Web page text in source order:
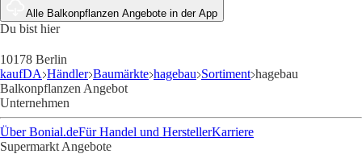
Alle Balkonpflanzen Angebote in der App
Du bist hier
10178 Berlin
kaufDA Händler Baumärkte hagebau Sortiment hagebau
Balkonpflanzen Angebot
Unternehmen
Über Bonial.deFür Handel und HerstellerKarriere
Supermarkt Angebote